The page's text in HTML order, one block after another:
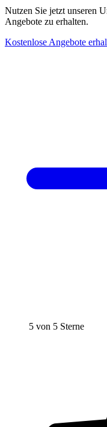
Nutzen Sie jetzt unseren
Angebote zu erhalten.
Kostenlose Angebote
5 von 5 Sterne